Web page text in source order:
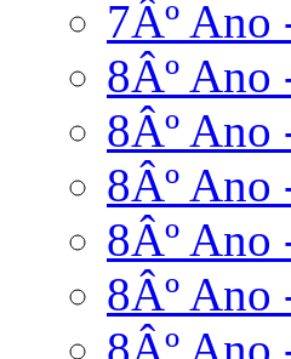
7Âº Ano
8Âº Ano
8Âº Ano
8Âº Ano
8Âº Ano
8Âº Ano
8Âº Ano